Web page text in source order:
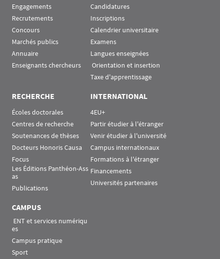
Engagements
Recrutements
Concours
Marchés publics
Annuaire
Enseignants chercheurs
Candidatures
Inscriptions
Calendrier universitaire
Examens
Langues enseignées
Orientation et insertion
Taxe d'apprentissage
RECHERCHE
Écoles doctorales
Centres de recherche
Soutenances de thèses
Docteurs Honoris Causa
Focus
Les Éditions Panthéon-Ass
as
Publications
INTERNATIONAL
4EU+
Partir étudier à l'étranger
Venir étudier à l'université
Campus internationaux
Formations à l'étranger
Financements
Universités partenaires
CAMPUS
es
Campus pratique
Sport